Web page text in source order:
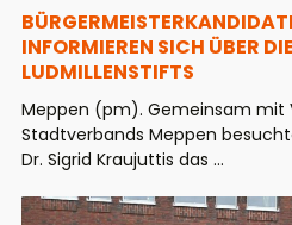
INFORMIEREN SICH ÜBER
LUDMILLENSTIFTS
Meppen (pm). Gemeinsam mit
Stadtverbands Meppen
Dr. Sigrid Kraujuttis das ...